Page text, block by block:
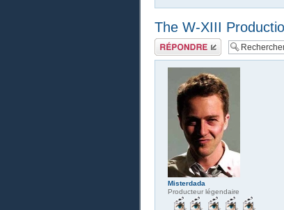
The W-XIII
Publier une
réponse
Misterdada
Producteur légendaire